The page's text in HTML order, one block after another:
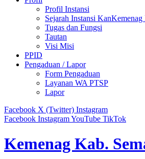
Profil Instansi
Sejarah Instansi
Tugas dan Fungsi
Tautan
Visi Misi
PPID
Pengaduan / Lapor
Form Pengaduan
Layanan WA PTSP
Lapor
Facebook X (Twitter) Instagram
Facebook InstagramYouTube TikTok
Kemenag Kab.